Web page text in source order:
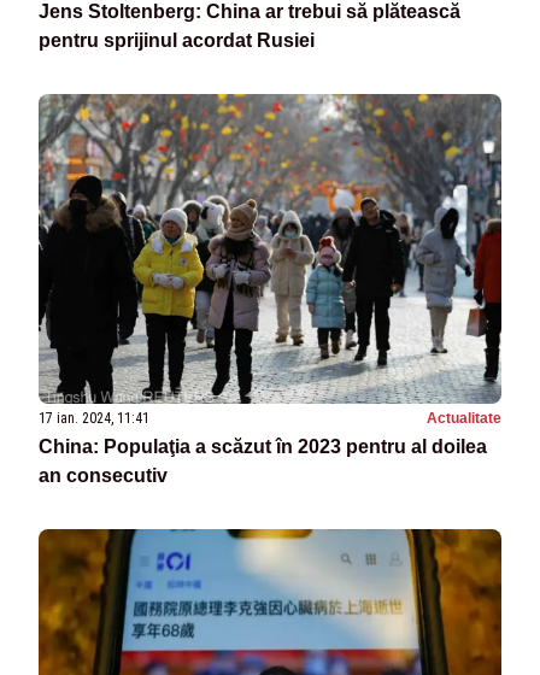
Jens Stoltenberg: China ar trebui să plătească
pentru sprijinul acordat Rusiei
17 ian. 2024, 11:41 Actualitate
China: Populaţia a scăzut în 2023 pentru al doilea
an consecutiv